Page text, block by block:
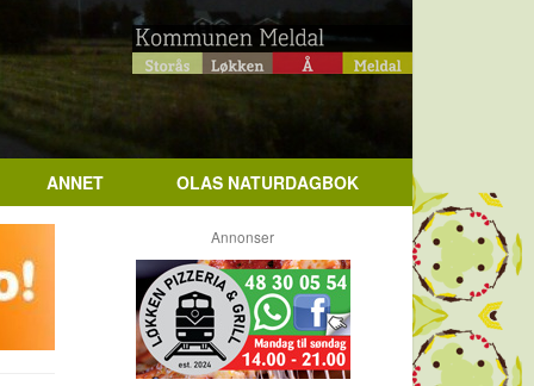
ANNET OLAS NATURDAGBOK
Annonser